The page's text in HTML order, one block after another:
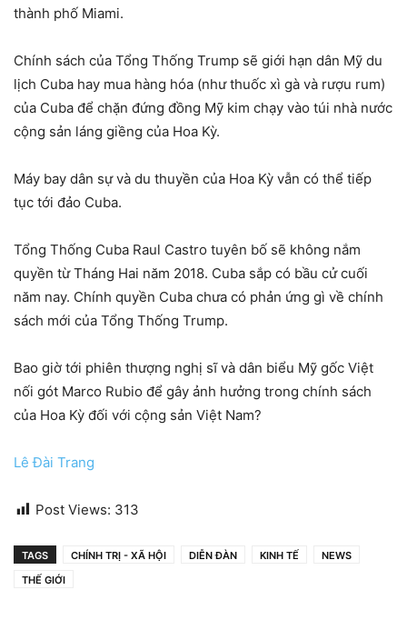
thành phố Miami.
Chính sách của Tổng Thống Trump sẽ giới hạn dân Mỹ du
lịch Cuba hay mua hàng hóa (như thuốc xì gà và rượu rum)
của Cuba để chặn đứng đồng Mỹ kim chạy vào túi nhà nước
cộng sản láng giềng của Hoa Kỳ.
Máy bay dân sự và du thuyền của Hoa Kỳ vẫn có thể tiếp
tục tới đảo Cuba.
Tổng Thống Cuba Raul Castro tuyên bố sẽ không nắm
quyền từ Tháng Hai năm 2018. Cuba sắp có bầu cử cuối
năm nay. Chính quyền Cuba chưa có phản ứng gì về chính
sách mới của Tổng Thống Trump.
Bao giờ tới phiên thượng nghị sĩ và dân biểu Mỹ gốc Việt
nối gót Marco Rubio để gây ảnh hưởng trong chính sách
của Hoa Kỳ đối với cộng sản Việt Nam?
Lê Đài Trang
Post Views: 313
TAGS CHÍNH TRỊ - XÃ HỘI DIỄN ĐÀN KINH TẾ
NEWS
THẾ GIỚI